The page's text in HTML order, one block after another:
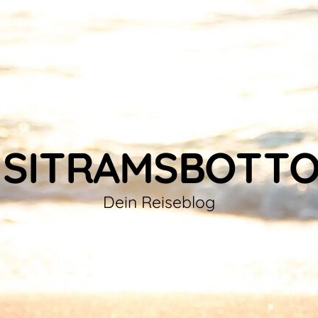
Dein Reiseblog